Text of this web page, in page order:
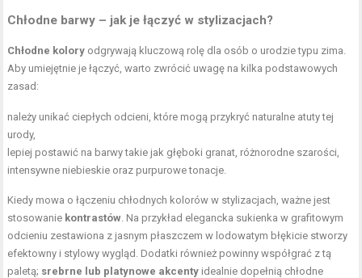
Chłodne barwy – jak je łączyć w stylizacjach?
Chłodne kolory odgrywają kluczową rolę dla osób o urodzie typu zima.
Aby umiejętnie je łączyć, warto zwrócić uwagę na kilka podstawowych
zasad:
należy unikać ciepłych odcieni, które mogą przykryć naturalne atuty tej
urody,
lepiej postawić na barwy takie jak głęboki granat, różnorodne szarości,
intensywne niebieskie oraz purpurowe tonacje.
Kiedy mowa o łączeniu chłodnych kolorów w stylizacjach, ważne jest
stosowanie kontrastów . Na przykład elegancka sukienka w grafitowym
odcieniu zestawiona z jasnym płaszczem w lodowatym błękicie stworzy
efektowny i stylowy wygląd. Dodatki również powinny współgrać z tą
paletą; srebrne lub platynowe akcenty idealnie dopełnią chłodne